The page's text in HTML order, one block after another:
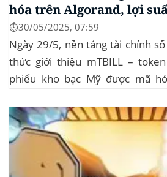
hóa trên Algorand, lợi
⏱️30/05/2025, 07:59
Ngày 29/5, nền tảng tài chính
thức giới thiệu mTBILL –
phiếu kho bạc Mỹ được mã
không yêu cầu mức đầu tư tối
bảo chứng bằng...